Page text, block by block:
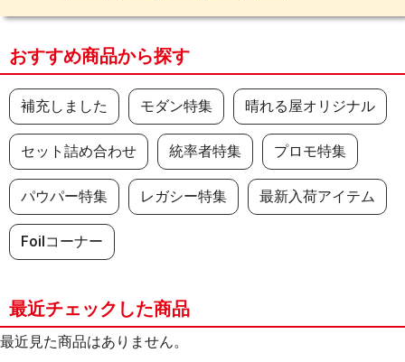
おすすめ商品から探す
補充しました モダン特集 晴れる屋オリジナル
セット詰め合わせ 統率者特集 プロモ特集
パウパー特集 レガシー特集 最新入荷アイテム
Foilコーナー
最近チェックした商品
最近見た商品はありません。